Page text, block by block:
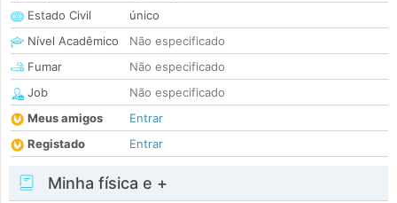
Estado Civil
único
Nível Acadêmico
Não especificado
Fumar
Não especificado
Job
Não especificado
Meus amigos
Entrar
Registado
Entrar
Minha física e +